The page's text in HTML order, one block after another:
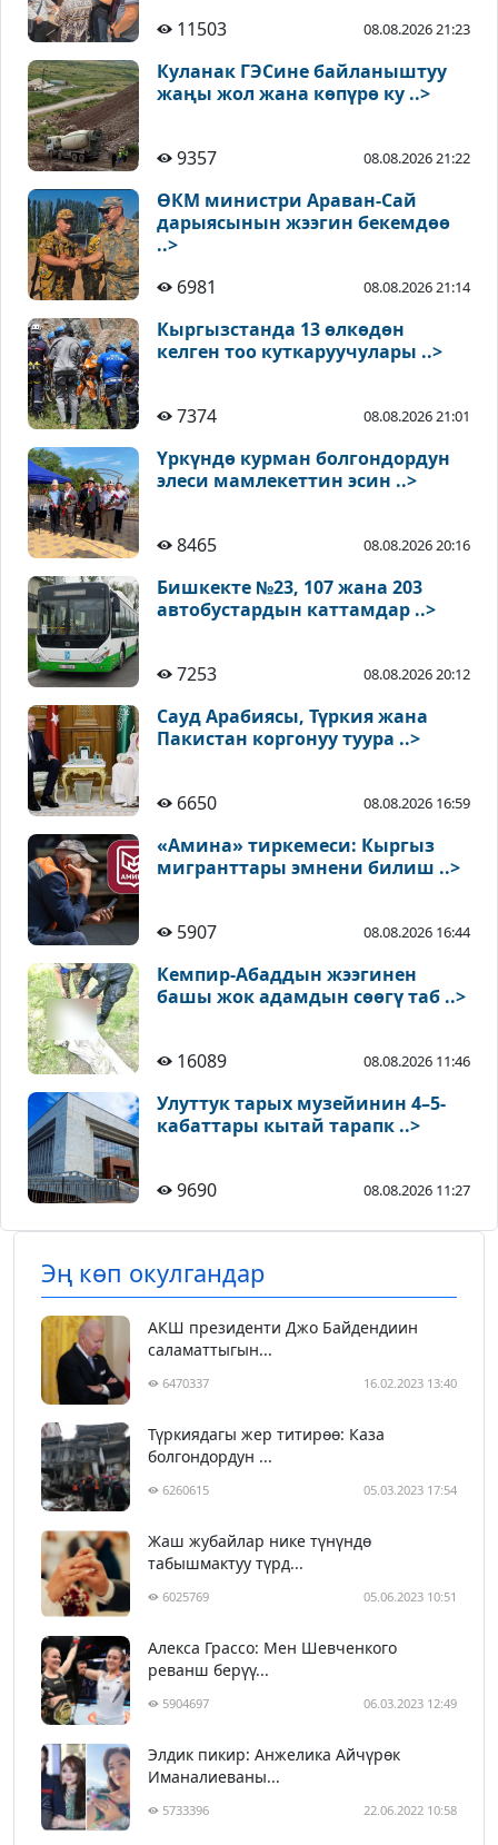
11503 08.08.2026 21:23
Куланак ГЭСине байланыштуу
жаңы жол жана көпүрө ку ..>
9357 08.08.2026 21:22
ӨКМ министри Араван-Сай
дарыясынын жээгин бекемдөө
..>
6981
08.08.2026 21:14
Кыргызстанда 13 өлкөдөн
келген тоо куткаруучулары ..>
7374 08.08.2026 21:01
Үркүндө курман болгондордун
элеси мамлекеттин эсин ..>
8465 08.08.2026 20:16
Бишкекте №23, 107 жана 203
автобустардын каттамдар ..>
7253 08.08.2026 20:12
Сауд Арабиясы, Түркия жана
Пакистан коргонуу туура ..>
6650 08.08.2026 16:59
«Амина» тиркемеси: Кыргыз
мигранттары эмнени билиш ..>
5907 08.08.2026 16:44
Кемпир-Абаддын жээгинен
башы жок адамдын сөөгү таб ..>
16089 08.08.2026 11:46
Улуттук тарых музейинин 4–5-
кабаттары кытай тарапк ..>
9690 08.08.2026 11:27
Эң көп окулгандар
АКШ президенти Джо Байдендиин
саламаттыгын...
6470337 16.02.2023 13:40
Түркиядагы жер титирөө: Каза
болгондордун ...
6260615 05.03.2023 17:54
Жаш жубайлар нике түнүндө
табышмактуу түрд...
6025769 05.06.2023 10:51
Алекса Грассо: Мен Шевченкого
реванш берүү...
5904697 06.03.2023 12:49
Элдик пикир: Анжелика Айчүрөк
Иманалиеваны...
5733396 22.06.2022 10:58